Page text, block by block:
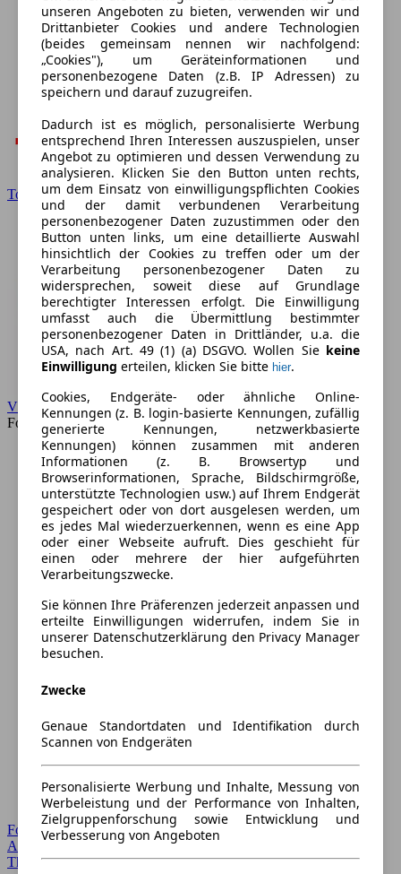
Toyota
VW
Forum
Forum Startseite
Alle Auto-Foren
Themen-Forum
unseren Angeboten zu bieten, verwenden wir und
Drittanbieter Cookies und andere Technologien
(beides gemeinsam nennen wir nachfolgend:
„Cookies"), um Geräteinformationen und
personenbezogene Daten (z.B. IP Adressen) zu
speichern und darauf zuzugreifen.
Dadurch ist es möglich, personalisierte Werbung
entsprechend Ihren Interessen auszuspielen, unser
Angebot zu optimieren und dessen Verwendung zu
analysieren. Klicken Sie den Button unten rechts,
um dem Einsatz von einwilligungspflichten Cookies
und der damit verbundenen Verarbeitung
personenbezogener Daten zuzustimmen oder den
Button unten links, um eine detaillierte Auswahl
hinsichtlich der Cookies zu treffen oder um der
Verarbeitung personenbezogener Daten zu
widersprechen, soweit diese auf Grundlage
berechtigter Interessen erfolgt. Die Einwilligung
umfasst auch die Übermittlung bestimmter
personenbezogener Daten in Drittländer, u.a. die
USA, nach Art. 49 (1) (a) DSGVO. Wollen Sie keine
Einwilligung erteilen, klicken Sie bitte hier.
Cookies, Endgeräte- oder ähnliche Online-
Kennungen (z. B. login-basierte Kennungen, zufällig
generierte Kennungen, netzwerkbasierte
Kennungen) können zusammen mit anderen
Informationen (z. B. Browsertyp und
Browserinformationen, Sprache, Bildschirmgröße,
unterstützte Technologien usw.) auf Ihrem Endgerät
gespeichert oder von dort ausgelesen werden, um
es jedes Mal wiederzuerkennen, wenn es eine App
oder einer Webseite aufruft. Dies geschieht für
einen oder mehrere der hier aufgeführten
Verarbeitungszwecke.
Sie können Ihre Präferenzen jederzeit anpassen und
erteilte Einwilligungen widerrufen, indem Sie in
unserer Datenschutzerklärung den Privacy Manager
besuchen.
Zwecke
Genaue Standortdaten und Identifikation durch
Scannen von Endgeräten
Personalisierte Werbung und Inhalte, Messung von
Werbeleistung und der Performance von Inhalten,
Zielgruppenforschung sowie Entwicklung und
Verbesserung von Angeboten